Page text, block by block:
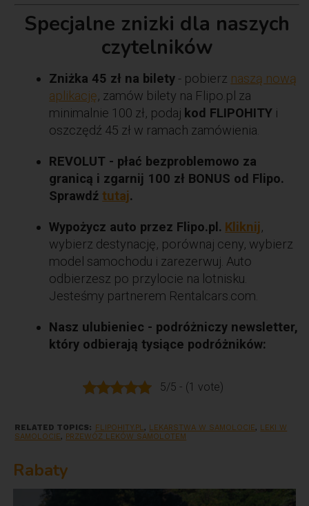
Specjalne znizki dla naszych
czytelników
Zniżka 45 zł na bilety - pobierz naszą nową
aplikację, zamów bilety na Flipo.pl za
minimalnie 100 zł, podaj kod FLIPOHITY i
oszczędź 45 zł w ramach zamówienia.
REVOLUT - płać bezproblemowo za
granicą i zgarnij 100 zł BONUS od Flipo.
Sprawdźtutaj.
Wypożycz auto przez Flipo.pl. Kliknij,
wybierz destynację, porównaj ceny, wybierz
model samochodu i zarezerwuj. Auto
odbierzesz po przylocie na lotnisku.
Jesteśmy partnerem Rentalcars.com.
Nasz ulubieniec - podróżniczy newsletter,
który odbierają tysiące podróżników:
5/5 - (1 vote)
RELATED TOPICS: FLIPOHITY.PL, LEKARSTWA W SAMOLOCIE, LEKI W
SAMOLOCIE, PRZEWÓZ LEKÓW SAMOLOTEM
Rabaty